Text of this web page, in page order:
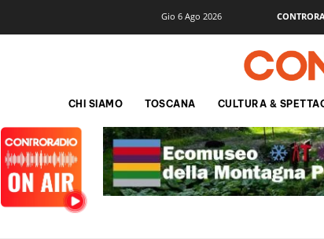
Gio 6 Ago 2026
CHI SIAMO TOSCANA CULTURA &